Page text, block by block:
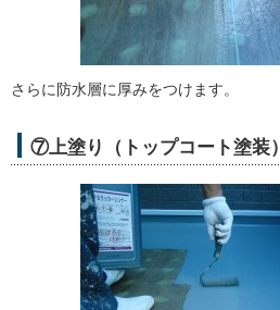
さらに防水層に厚みをつけます。
⑦上塗り（トップコート塗装）